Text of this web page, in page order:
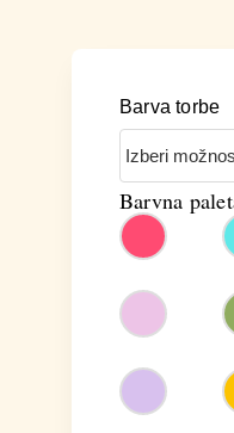
Barva torbe
Barvna